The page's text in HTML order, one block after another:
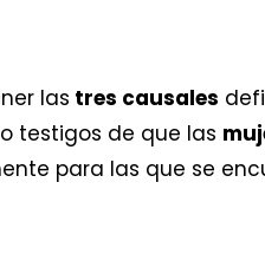
las tres causales
testigos de que las
para las que se